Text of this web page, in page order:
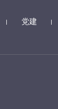
党建